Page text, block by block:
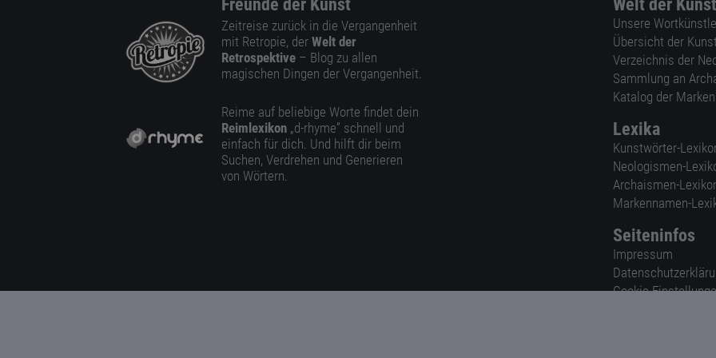
Freunde der Kunst
Zeitreise zurück in die Vergangenheit
mit Retropie, der Welt der
Retrospektive – Blog zu allen
magischen Dingen der Vergangenheit.
Reime auf beliebige Worte findet dein
Reimlexikon „d-rhyme” schnell und
einfach für dich. Und hilft dir beim
Suchen, Verdrehen und Generieren
von Wörtern.
Welt der
Unsere
Übersicht der
Verzeichnis der
Sammlung an
Katalog der
Lexika
Kunstwörter-
Neologismen-
Archaismen-
Markennamen-
Seiteninfos
Impressum
Cookie-